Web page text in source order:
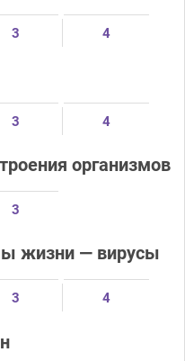
3 4
3 4
организмов
3
жизни — вирусы
3 4